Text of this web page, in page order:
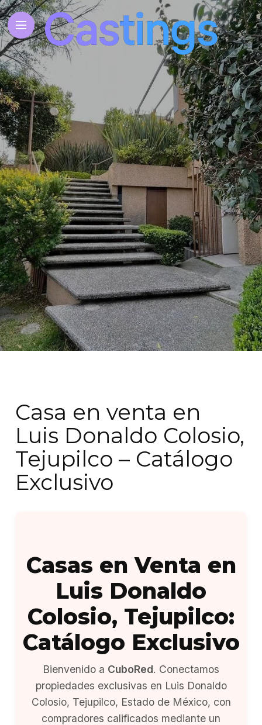
Casa en venta en
Luis Donaldo Colosio,
Tejupilco – Catálogo
Exclusivo
Casas en Venta en
Luis Donaldo
Colosio, Tejupilco:
Catálogo Exclusivo
Bienvenido a CuboRed. Conectamos
propiedades exclusivas en Luis Donaldo
Colosio, Tejupilco, Estado de México, con
compradores calificados mediante un